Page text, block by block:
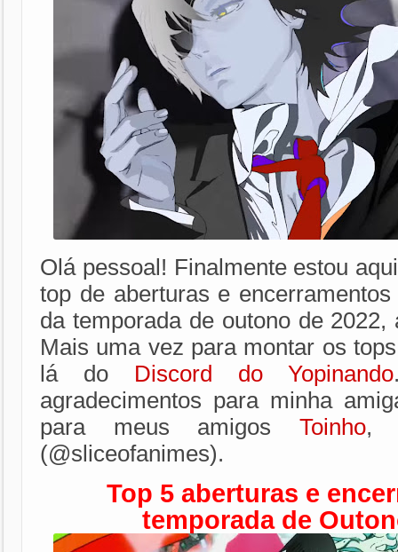
Olá pessoal! Finalmente estou
top de aberturas e
da temporada de outono de
Mais uma vez para montar os
lá do Discord do Yopinando
agradecimentos para minha
para meus amigos Toinho
(@sliceofanimes).
Top 5 aberturas e
temporada de